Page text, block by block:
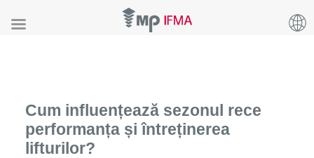
Cum influențează sezonul rece
performanța și întreținerea
lifturilor?